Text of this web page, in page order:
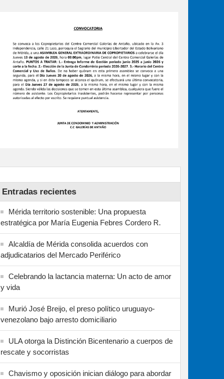
Entradas recientes
Mérida territorio sostenible: Una propuesta
estratégica por María Eugenia Febres Cordero R.
Alcaldía de Mérida consolida acuerdos con
adjudicatarios del Mercado Periférico
Celebrando la lactancia materna: Un acto de amor
y vida
Murió José Breijo, el preso político uruguayo-
venezolano bajo arresto domiciliario
ULA otorga la Distinción Bicentenario a cuerpos de
rescate y socorristas
Chavismo y oposición inician diálogo para abordar